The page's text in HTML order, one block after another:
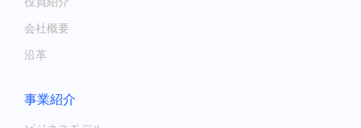
会社概要
沿革
事業紹介